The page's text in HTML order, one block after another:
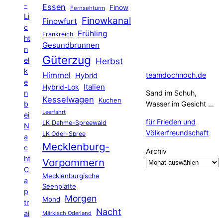
-
Li
c
ht
n
el
k
e
n
b
ei
N
a
c
ht
C
a
p
tr
ai
Essen Fernsehturm Finow
Finowfurt Finowkanal
Frankreich Frühling
Gesundbrunnen
Güterzug Herbst
Himmel
Hybrid
Hybrid-Lok Italien
Kesselwagen Kuchen
Leerfahrt
LK Dahme-Spreewald
LK Oder-Spree
Mecklenburg-
Vorpommern
Mecklenburgische
Seenplatte
Mond
Morgen
Märkisch Oderland Nacht
teamdochnoch.de
Sand im Schuh,
Wasser im Gesicht …
für Frieden und
Völkerfreundschaft
Archiv